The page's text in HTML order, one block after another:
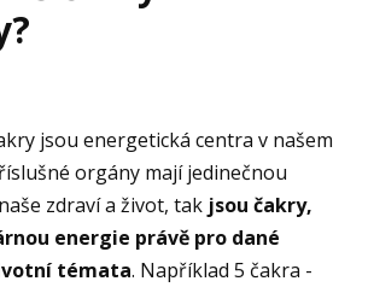
jsou energetická centra v našem
orgány mají jedinečnou
zdraví a život, tak jsou čakry,
energie právě pro dané
témata. Například 5 čakra -